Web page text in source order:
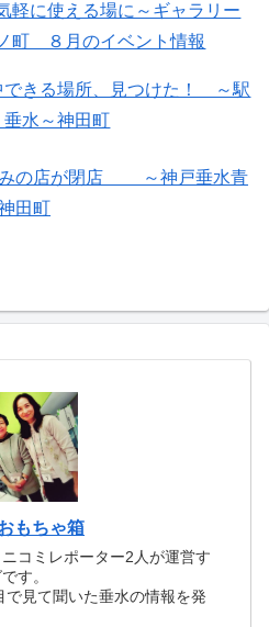
軽に使える場に～ギャラリー
町 ８月のイベント情報
できる場所、見つけた！ ～駅
水～神田町
みの店が閉店 ～神戸垂水青
田町
もちゃ箱
コミレポーター2人が運営す
す。
見て聞いた垂水の情報を発